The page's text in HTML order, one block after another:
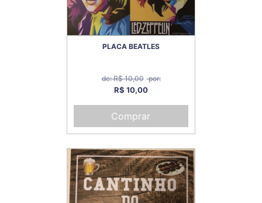
PLACA BEATLES
de: R$ 10,00 por:
R$ 10,00
Comprar